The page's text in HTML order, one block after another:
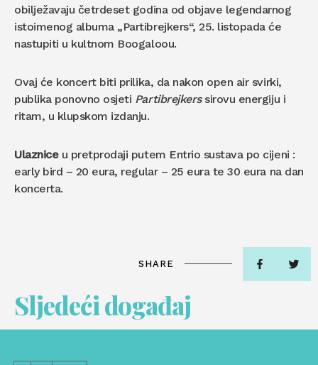
obilježavaju četrdeset godina od objave legendarnog
istoimenog albuma „Partibrejkers“, 25. listopada će
nastupiti u kultnom Boogaloou.
Ovaj će koncert biti prilika, da nakon open air svirki,
publika ponovno osjeti Partibrejkerssirovu energiju i
ritam, u klupskom izdanju.
Ulazniceu pretprodaji putem Entrio sustava po cijeni :
early bird – 20 eura, regular – 25 eura te 30 eura na dan
koncerta.
SHARE
Sljedeći događaj